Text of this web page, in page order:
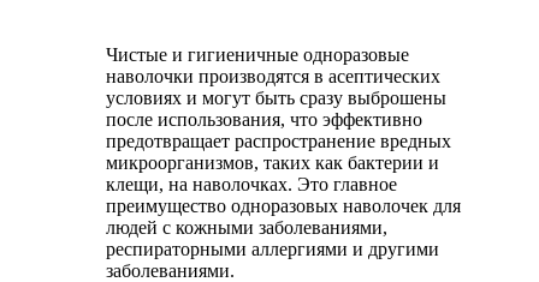
Чистые и гигиеничные одноразовые
наволочки производятся в асептических
условиях и могут быть сразу выброшены
после использования, что эффективно
предотвращает распространение вредных
микроорганизмов, таких как бактерии и
клещи, на наволочках. Это главное
преимущество одноразовых наволочек для
людей с кожными заболеваниями,
респираторными аллергиями и другими
заболеваниями.